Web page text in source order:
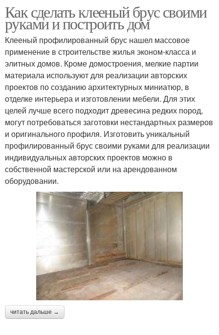
Как сделать клееный брус своими
руками и построить дом
Клееный профилированный брус нашел массовое
применение в строительстве жилья эконом-класса и
элитных домов. Кроме домостроения, мелкие партии
материала используют для реализации авторских
проектов по созданию архитектурных миниатюр, в
отделке интерьера и изготовлении мебели. Для этих
целей лучше всего подходит древесина редких пород,
могут потребоваться заготовки нестандартных размеров
и оригинального профиля. Изготовить уникальный
профилированный брус своими руками для реализации
индивидуальных авторских проектов можно в
собственной мастерской или на арендованном
оборудовании.
читать дальше →